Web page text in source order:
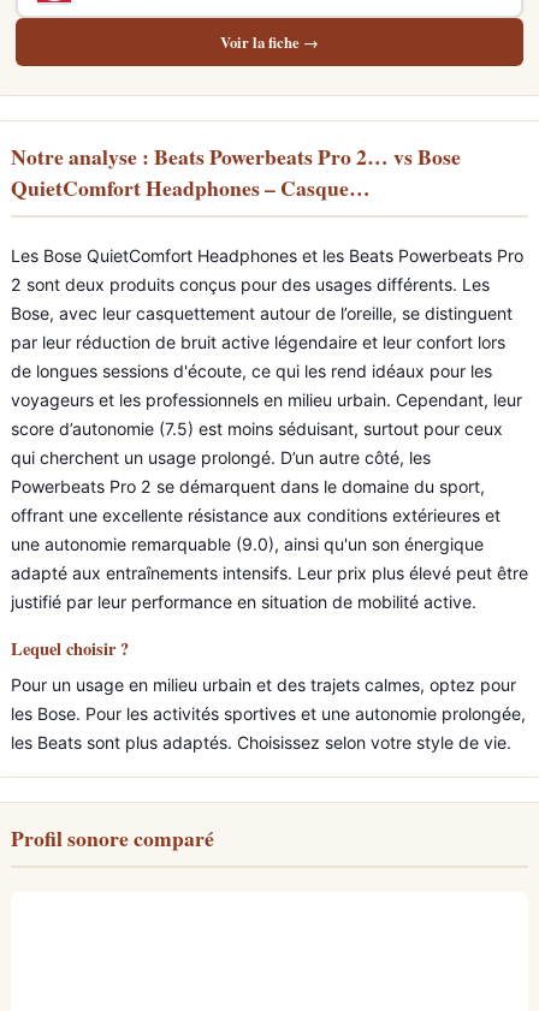
Voir la fiche →
Notre analyse : Beats Powerbeats Pro 2… vs Bose
QuietComfort Headphones – Casque…
Les Bose QuietComfort Headphones et les Beats Powerbeats Pro
2 sont deux produits conçus pour des usages différents. Les
Bose, avec leur casquettement autour de l’oreille, se distinguent
par leur réduction de bruit active légendaire et leur confort lors
de longues sessions d'écoute, ce qui les rend idéaux pour les
voyageurs et les professionnels en milieu urbain. Cependant, leur
score d’autonomie (7.5) est moins séduisant, surtout pour ceux
qui cherchent un usage prolongé. D’un autre côté, les
Powerbeats Pro 2 se démarquent dans le domaine du sport,
offrant une excellente résistance aux conditions extérieures et
une autonomie remarquable (9.0), ainsi qu'un son énergique
adapté aux entraînements intensifs. Leur prix plus élevé peut être
justifié par leur performance en situation de mobilité active.
Lequel choisir ?
Pour un usage en milieu urbain et des trajets calmes, optez pour
les Bose. Pour les activités sportives et une autonomie prolongée,
les Beats sont plus adaptés. Choisissez selon votre style de vie.
Profil sonore comparé